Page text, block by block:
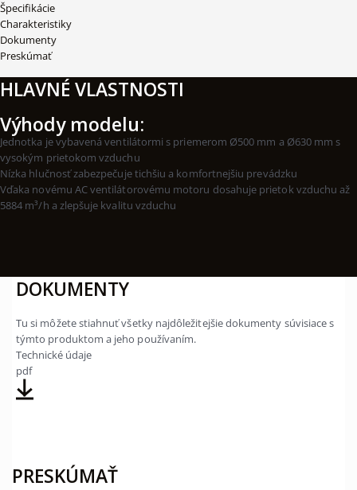
Špecifikácie
Charakteristiky
Dokumenty
Preskúmať
HLAVNÉ VLASTNOSTI
Výhody modelu:
Jednotka je vybavená ventilátormi s priemerom Ø500 mm a Ø630 mm s
vysokým prietokom vzduchu
Nízka hlučnosť zabezpečuje tichšiu a komfortnejšiu prevádzku
Vďaka novému AC ventilátorovému motoru dosahuje prietok vzduchu až
5884 m³/h a zlepšuje kvalitu vzduchu
DOKUMENTY
Tu si môžete stiahnuť všetky najdôležitejšie dokumenty súvisiace s
týmto produktom a jeho používaním.
Technické údaje
pdf
PRESKÚMAŤ